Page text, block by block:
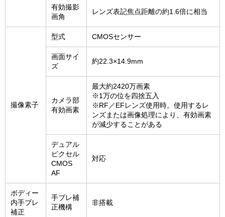
有効撮影
画角
レンズ表記焦点距離の約1.6倍に相当
撮像素子
型式 CMOSセンサー
画面サイ
ズ
約22.3×14.9mm
カメラ部
有効画素
最大約2420万画素
※1万の位を四捨五入
※RF／EFレンズ使用時。使用するレ
ンズまたは画像処理により、有効画素
が減少することがある
デュアル
ピクセル
CMOS
AF
対応
ボディー
内手ブレ
補正
手ブレ補
正機構
非搭載